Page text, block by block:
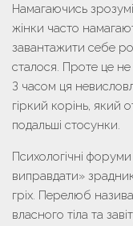
Намагаючись
жінки часто
завантажити себе
сталося. Проте це
З часом ця
гіркий корінь, який
подальші стосунки.
Психологічні
виправдати»
гріх. Перелюб
власного тіла та